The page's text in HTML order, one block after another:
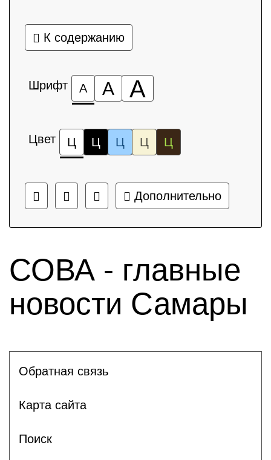
К содержанию
Шрифт А А А
Цвет Ц Ц Ц Ц Ц
Дополнительно
СОВА - главные
новости Самары
Обратная связь
Карта сайта
Поиск